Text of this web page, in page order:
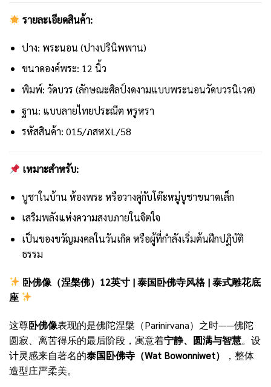
รายละเอียดสินค้า:
ปาง: พระนอน (ปางปรินิพพาน)
ขนาดองค์พระ: 12 นิ้ว
พิมพ์: วัดบวร (ลักษณะศิลป์งดงามแบบพระนอนวัดบวรนิเวศ)
ฐาน: แบบลายไทยประณีต หรูหรา
รหัสสินค้า: 015/ภสหXL/58
เหมาะสำหรับ:
บูชาในบ้าน ห้องพระ หรือวางคู่กับโต๊ะหมู่บูชาขนาดเล็ก
เสริมพลังแห่งความสงบภายในจิตใจ
เป็นของขวัญมงคลในวันเกิด หรือผู้ที่กำลังเริ่มต้นฝึกปฏิบัติ
ธรรม
卧佛像（涅槃佛）12英寸 | 泰国卧佛寺风格 | 泰式雕花底
座
这尊卧佛像表现的是佛陀涅槃（Parinirvana）之时——佛陀
圆寂、离苦得乐的最后阶段，寓意着宁静、圆满与智慧。设
计灵感来自著名的泰国卧佛寺（Wat Bowonniwet）
，整体
造型庄严柔美。